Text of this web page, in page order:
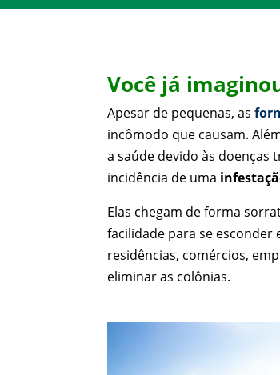
Você já
Apesar de pequenas, as
incômodo que causam.
a saúde devido às
incidência de uma
Elas chegam de forma
facilidade para se esconder
residências, comércios,
eliminar as colônias.